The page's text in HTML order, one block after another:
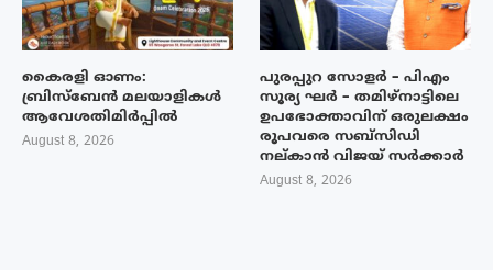
കൈരളി ഓണം:
ബ്രിസ്ബേൻ മലയാളികൾ
ആവേശതിമിർപ്പിൽ
August 8, 2026
പുരപ്പുറ സോളർ – പിഎം
സൂര്യ ഘർ – തമിഴ്നാട്ടിലെ
ഉപഭോക്താവിന് ഒരുലക്ഷം
രൂപവരെ സബ്സിഡി
നല്കാൻ വിജയ് സർക്കാർ
August 8, 2026